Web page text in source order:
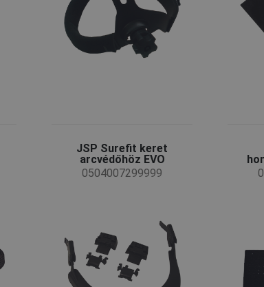
JSP Surefit keret
arcvédőhöz EVO
0504007299999